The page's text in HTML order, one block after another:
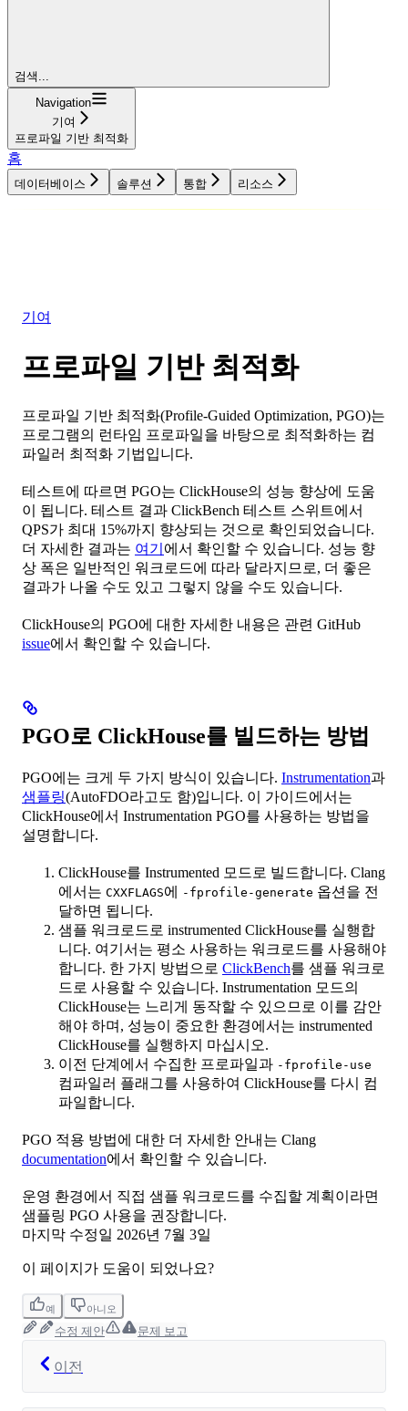
검색...
Navigation
기여
프로파일 기반 최적화
홈
데이터베이스 솔루션 통합 리소스
기여
프로파일 기반 최적화
프로파일 기반 최적화(Profile-Guided Optimization, PGO)는
프로그램의 런타임 프로파일을 바탕으로 최적화하는 컴
파일러 최적화 기법입니다.
테스트에 따르면 PGO는 ClickHouse의 성능 향상에 도움
이 됩니다. 테스트 결과 ClickBench 테스트 스위트에서
QPS가 최대 15%까지 향상되는 것으로 확인되었습니다.
더 자세한 결과는 여기 에서 확인할 수 있습니다. 성능 향
상 폭은 일반적인 워크로드에 따라 달라지므로, 더 좋은
결과가 나올 수도 있고 그렇지 않을 수도 있습니다.
ClickHouse의 PGO에 대한 자세한 내용은 관련 GitHub
issue에서 확인할 수 있습니다.
PGO로 ClickHouse를 빌드하는 방법
PGO에는 크게 두 가지 방식이 있습니다. Instrumentation과
샘플링(AutoFDO라고도 함)입니다. 이 가이드에서는
ClickHouse에서 Instrumentation PGO를 사용하는 방법을
설명합니다.
ClickHouse를 Instrumented 모드로 빌드합니다. Clang
에서는 CXXFLAGS에 -fprofile-generate 옵션을 전
달하면 됩니다.
샘플 워크로드로 instrumented ClickHouse를 실행합
니다. 여기서는 평소 사용하는 워크로드를 사용해야
합니다. 한 가지 방법으로 ClickBench를 샘플 워크로
드로 사용할 수 있습니다. Instrumentation 모드의
ClickHouse는 느리게 동작할 수 있으므로 이를 감안
해야 하며, 성능이 중요한 환경에서는 instrumented
ClickHouse를 실행하지 마십시오.
이전 단계에서 수집한 프로파일과 -fprofile-use
컴파일러 플래그를 사용하여 ClickHouse를 다시 컴
파일합니다.
PGO 적용 방법에 대한 더 자세한 안내는 Clang
documentation에서 확인할 수 있습니다.
운영 환경에서 직접 샘플 워크로드를 수집할 계획이라면
샘플링 PGO 사용을 권장합니다.
마지막 수정일 2026년 7월 3일
이 페이지가 도움이 되었나요?
예 아니오
수정 제안 문제 보고
이전